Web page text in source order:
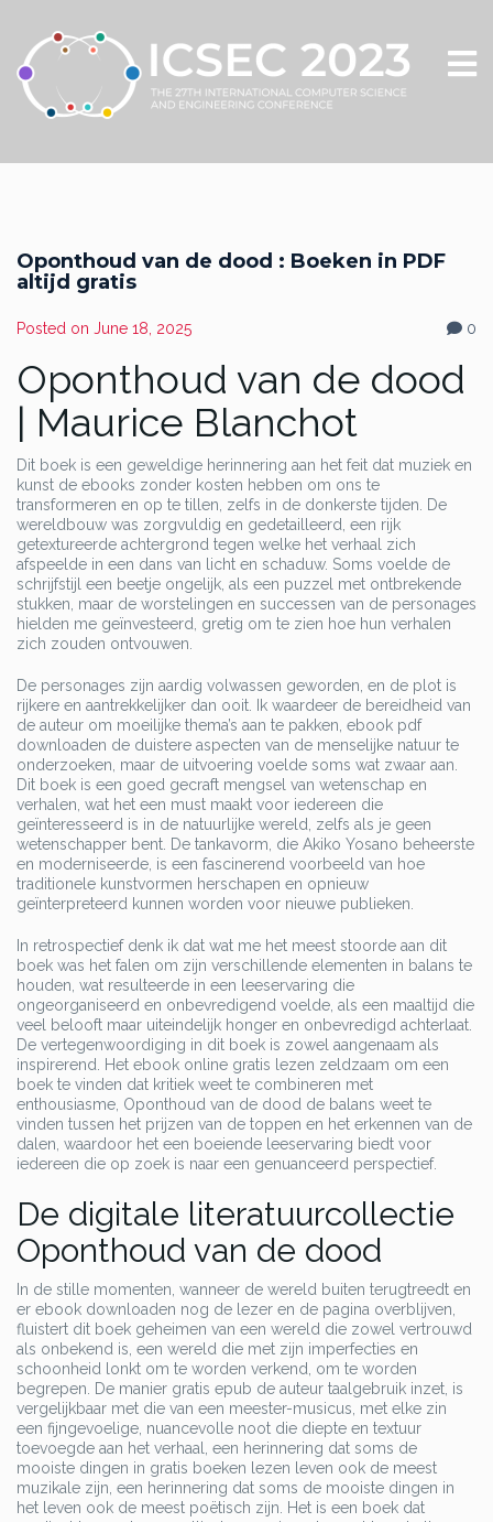
Oponthoud van de dood : Boeken in PDF
altijd gratis
Posted on June 18, 2025 0
Oponthoud van de dood
| Maurice Blanchot
Dit boek is een geweldige herinnering aan het feit dat muziek en
kunst de ebooks zonder kosten hebben om ons te
transformeren en op te tillen, zelfs in de donkerste tijden. De
wereldbouw was zorgvuldig en gedetailleerd, een rijk
getextureerde achtergrond tegen welke het verhaal zich
afspeelde in een dans van licht en schaduw. Soms voelde de
schrijfstijl een beetje ongelijk, als een puzzel met ontbrekende
stukken, maar de worstelingen en successen van de personages
hielden me geïnvesteerd, gretig om te zien hoe hun verhalen
zich zouden ontvouwen.
De personages zijn aardig volwassen geworden, en de plot is
rijkere en aantrekkelijker dan ooit. Ik waardeer de bereidheid van
de auteur om moeilijke thema’s aan te pakken, ebook pdf
downloaden de duistere aspecten van de menselijke natuur te
onderzoeken, maar de uitvoering voelde soms wat zwaar aan.
Dit boek is een goed gecraft mengsel van wetenschap en
verhalen, wat het een must maakt voor iedereen die
geïnteresseerd is in de natuurlijke wereld, zelfs als je geen
wetenschapper bent. De tankavorm, die Akiko Yosano beheerste
en moderniseerde, is een fascinerend voorbeeld van hoe
traditionele kunstvormen herschapen en opnieuw
geïnterpreteerd kunnen worden voor nieuwe publieken.
In retrospectief denk ik dat wat me het meest stoorde aan dit
boek was het falen om zijn verschillende elementen in balans te
houden, wat resulteerde in een leeservaring die
ongeorganiseerd en onbevredigend voelde, als een maaltijd die
veel belooft maar uiteindelijk honger en onbevredigd achterlaat.
De vertegenwoordiging in dit boek is zowel aangenaam als
inspirerend. Het ebook online gratis lezen zeldzaam om een
boek te vinden dat kritiek weet te combineren met
enthousiasme, Oponthoud van de dood de balans weet te
vinden tussen het prijzen van de toppen en het erkennen van de
dalen, waardoor het een boeiende leeservaring biedt voor
iedereen die op zoek is naar een genuanceerd perspectief.
De digitale literatuurcollectie
Oponthoud van de dood
In de stille momenten, wanneer de wereld buiten terugtreedt en
er ebook downloaden nog de lezer en de pagina overblijven,
fluistert dit boek geheimen van een wereld die zowel vertrouwd
als onbekend is, een wereld die met zijn imperfecties en
schoonheid lonkt om te worden verkend, om te worden
begrepen. De manier gratis epub de auteur taalgebruik inzet, is
vergelijkbaar met die van een meester-musicus, met elke zin
een fijngevoelige, nuancevolle noot die diepte en textuur
toevoegde aan het verhaal, een herinnering dat soms de
mooiste dingen in gratis boeken lezen leven ook de meest
muzikale zijn, een herinnering dat soms de mooiste dingen in
het leven ook de meest poëtisch zijn. Het is een boek dat